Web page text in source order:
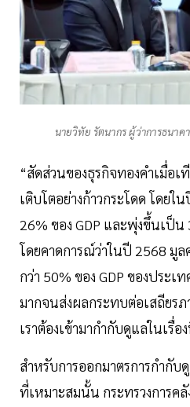
นายวิทัย รัตนากร ผู้ว่าการธนา
“สัดส่วนของธุรกิจทองคำเมื่อ
เติบโตอย่างก้าวกระโดด โดยใ
26% ของ GDP และพุ่งขึ้นเป็น
โดยคาดการณ์ว่าในปี 2568 มูล
กว่า 50% ของ GDP ของประ
มากจนส่งผลกระทบต่อเสถียร
เราต้องเข้ามากำกับดูแลในเรื่อ
สำหรับการออกมาตรการกำกั
ที่เหมาะสมนั้น กระทรวงการค